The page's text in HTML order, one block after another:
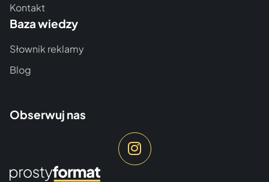
Kontakt
Baza wiedzy
Słownik reklamy
Blog
Obserwuj nas